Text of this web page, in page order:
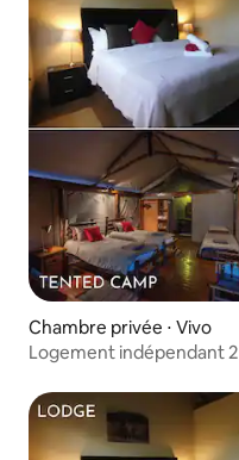
Chambre privée ⋅ Vivo
Logement indépendant 2